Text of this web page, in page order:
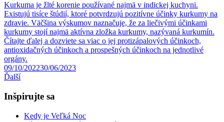
Kurkuma je žlté korenie používané najmä v indickej kuchyni.
Existujú tisíce štúdií, ktoré potvrdzujú pozitívne účinky kurkumy na
zdravie. Väčšina výskumov naznačuje, že za liečivými účinkami
kurkumy stojí najmä aktívna zložka kurkumy, nazývaná kurkumín.
Čítajte ďalej a dozviete sa viac o jej protizápalových účinkoch,
antioxidačných účinkoch a prospešných účinkoch na jednotlivé
orgány.
09/10/202230/06/2023
Ďalší
Inšpirujte sa
Kedy je Veľká Noc